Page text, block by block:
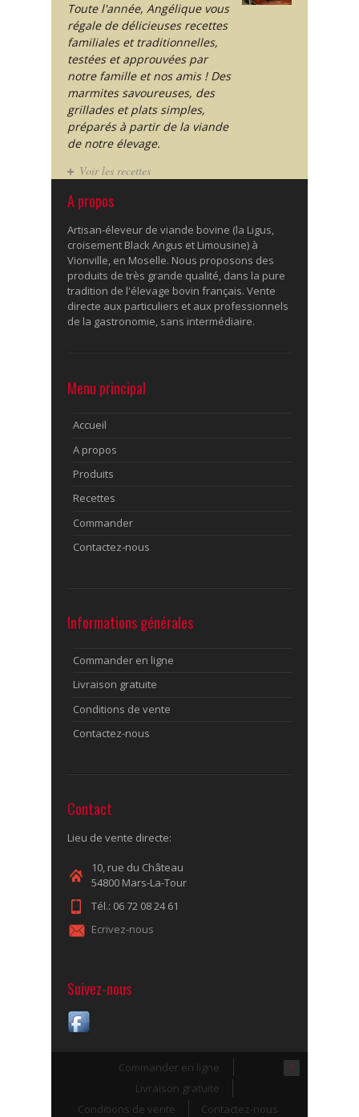
Toute l'année, Angélique vous
régale de délicieuses recettes
familiales et traditionnelles,
testées et approuvées par
notre famille et nos amis ! Des
marmites savoureuses, des
grillades et plats simples,
préparés à partir de la viande
de notre élevage.
Voir les recettes
A propos
Artisan-éleveur de viande bovine (la Ligus,
croisement Black Angus et Limousine) à
Vionville, en Moselle. Nous proposons des
produits de très grande qualité, dans la pure
tradition de l'élevage bovin français. Vente
directe aux particuliers et aux professionnels
de la gastronomie, sans intermédiaire.
Menu principal
Accueil
A propos
Produits
Recettes
Commander
Contactez-nous
Informations générales
Commander en ligne
Livraison gratuite
Conditions de vente
Contactez-nous
Contact
Lieu de vente directe:
10, rue du Château
54800 Mars-La-Tour
Tél.: 06 72 08 24 61
Ecrivez-nous
Suivez-nous
↑
Commander en ligne
Livraison gratuite
Conditions de vente
Contactez-nous